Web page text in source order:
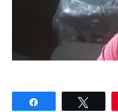
Compartilhar